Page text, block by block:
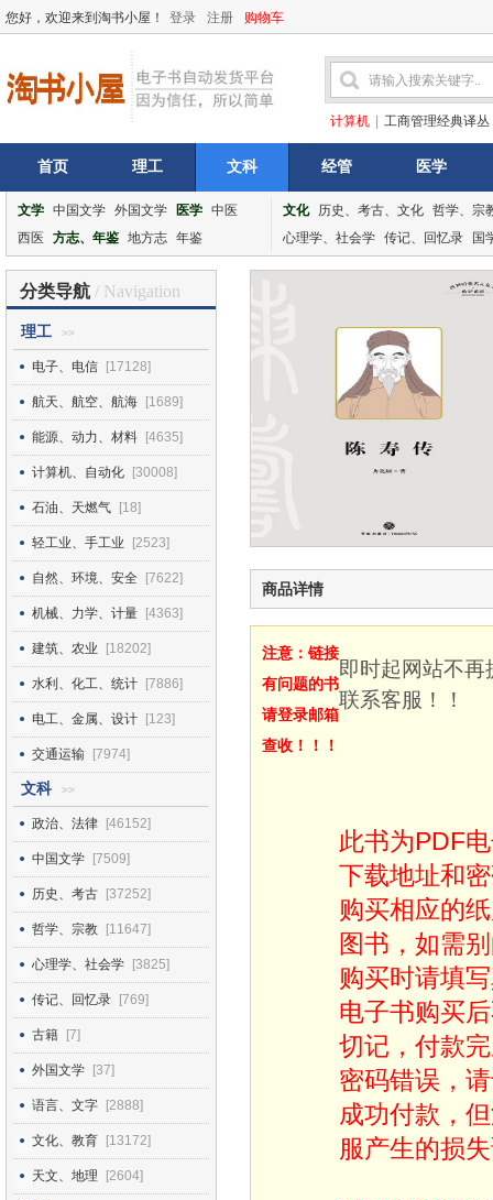
您好，欢迎来到淘书小屋！ 登录 注册 购物车
计算机 工商管理经典译丛
首页 理工 文科 经管 医学
文学 中国文学 外国文学 医学 中医
西医
方志、年鉴 地方志 年鉴
文化 历史、考古、文化 哲学、宗
心理学、社会学 传记、回忆录 国
分类导航 / Navigation
理工 >>
电子、电信 [17128]
航天、航空、航海 [1689]
能源、动力、材料 [4635]
计算机、自动化 [30008]
石油、天燃气 [18]
轻工业、手工业 [2523]
自然、环境、安全 [7622]
机械、力学、计量 [4363]
建筑、农业 [18202]
水利、化工、统计 [7886]
电工、金属、设计 [123]
交通运输 [7974]
文科 >>
政治、法律 [46152]
中国文学 [7509]
历史、考古 [37252]
哲学、宗教 [11647]
心理学、社会学 [3825]
传记、回忆录 [769]
古籍 [7]
外国文学 [37]
语言、文字 [2888]
文化、教育 [13172]
天文、地理 [2604]
商品详情
注意：链接
有问题的书
请登录邮箱
查收！！！
即时起网站不
联系客服！！
此书为PDF
下载地址和
购买相应的
图书，如需
购买时请填
电子书购买
切记，付款
密码错误，
成功付款，
服产生的损